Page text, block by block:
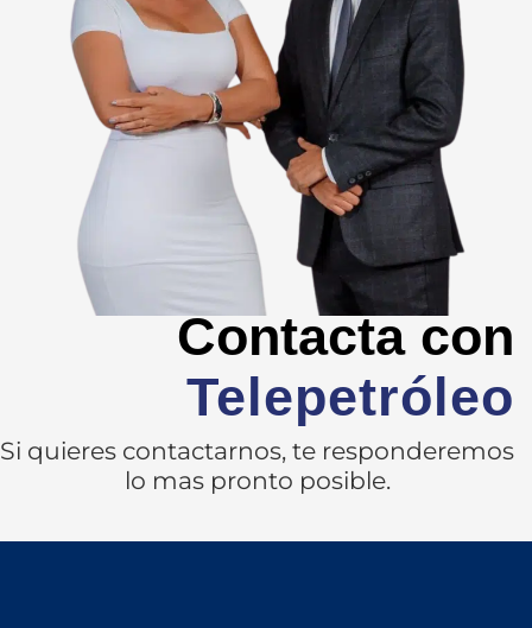
Contacta con
Telepetróleo
Si quieres contactarnos, te responderemos
lo mas pronto posible.